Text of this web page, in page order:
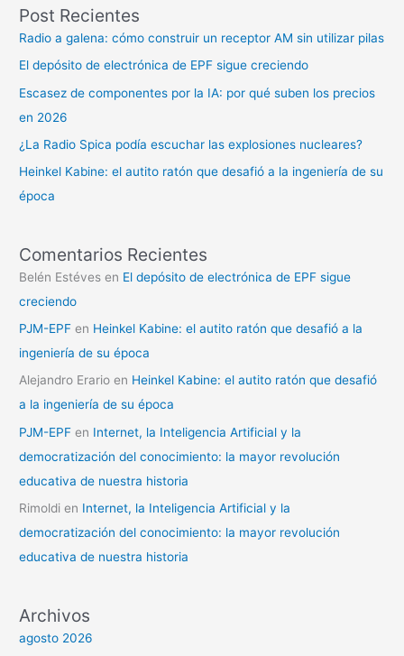
Post Recientes
Radio a galena: cómo construir un receptor AM sin utilizar pilas
El depósito de electrónica de EPF sigue creciendo
Escasez de componentes por la IA: por qué suben los precios
en 2026
¿La Radio Spica podía escuchar las explosiones nucleares?
Heinkel Kabine: el autito ratón que desafió a la ingeniería de su
época
Comentarios Recientes
Belén Estéves en El depósito de electrónica de EPF sigue
creciendo
PJM-EPF en Heinkel Kabine: el autito ratón que desafió a la
ingeniería de su época
Alejandro Erario en Heinkel Kabine: el autito ratón que desafió
a la ingeniería de su época
PJM-EPF en Internet, la Inteligencia Artificial y la
democratización del conocimiento: la mayor revolución
educativa de nuestra historia
Rimoldi en Internet, la Inteligencia Artificial y la
democratización del conocimiento: la mayor revolución
educativa de nuestra historia
Archivos
agosto 2026